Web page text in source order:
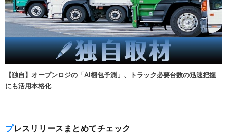
【独自】オープンロジの「AI梱包予測」、トラック必要台数の迅速把握
にも活用本格化
プレスリリースまとめてチェック